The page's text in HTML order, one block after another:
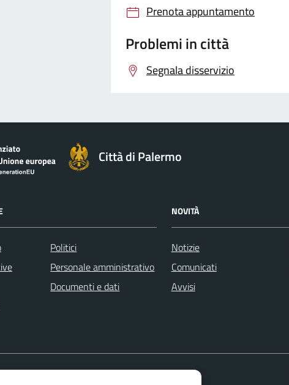
Prenota appuntamento
Problemi in città
Segnala disservizio
Città di Palermo
Politici
Personale amministrativo
Documenti e dati
NOVITÀ
Notizie
Comunicati
Avvisi
Leggi le FAQ